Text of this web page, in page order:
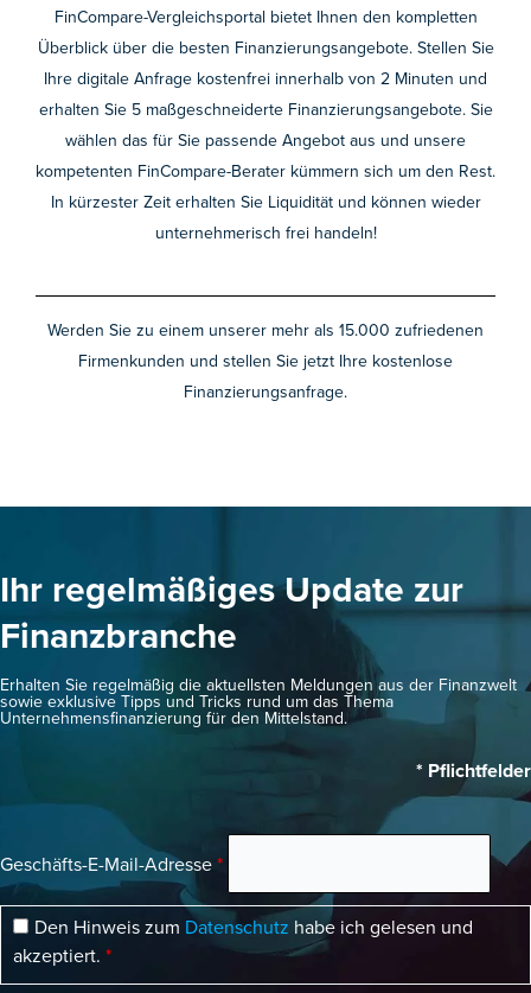
FinCompare-Vergleichsportal bietet Ihnen den kompletten
Überblick über die besten Finanzierungsangebote. Stellen Sie
Ihre digitale Anfrage kostenfrei innerhalb von 2 Minuten und
erhalten Sie 5 maßgeschneiderte Finanzierungsangebote. Sie
wählen das für Sie passende Angebot aus und unsere
kompetenten FinCompare-Berater kümmern sich um den Rest.
In kürzester Zeit erhalten Sie Liquidität und können wieder
unternehmerisch frei handeln!
Werden Sie zu einem unserer mehr als 15.000 zufriedenen
Firmenkunden und stellen Sie jetzt Ihre kostenlose
Finanzierungsanfrage.
Ihr regelmäßiges Update zur
Finanzbranche
Erhalten Sie regelmäßig die aktuellsten Meldungen aus der Finanzwelt
sowie exklusive Tipps und Tricks rund um das Thema
Unternehmensfinanzierung für den Mittelstand.
* Pflichtfelder
Geschäfts-E-Mail-Adresse*
Den Hinweis zum Datenschutz habe ich gelesen und
akzeptiert. *